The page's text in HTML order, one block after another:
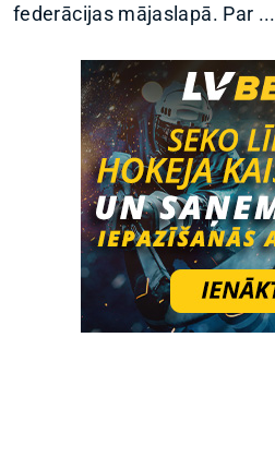
federācijas mājaslapā. Par ...